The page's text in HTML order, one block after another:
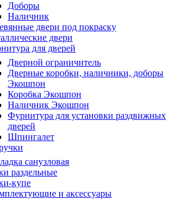
Доборы
Наличник
двери под покраску
двери
для дверей
Дверной ограничитель
Дверные коробки, наличники, доборы
Экошпон
Коробка Экошпон
Наличник Экошпон
Фурнитура для установки раздвижных
дверей
Шпингалет
санузловая
раздельные
купе
и аксессуары